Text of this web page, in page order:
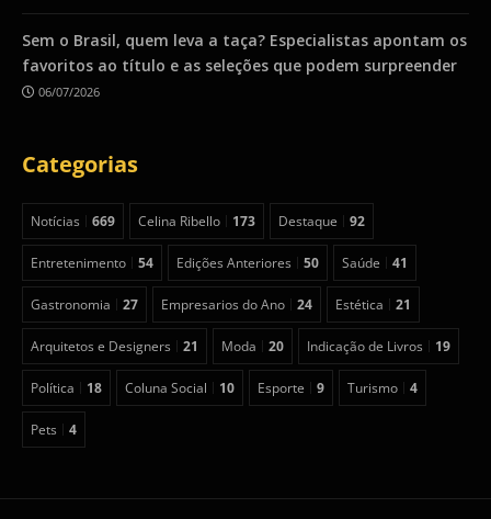
Sem o Brasil, quem leva a taça? Especialistas apontam os
favoritos ao título e as seleções que podem surpreender
06/07/2026
Categorias
Notícias 669 Celina Ribello 173 Destaque 92
Entretenimento 54 Edições Anteriores 50 Saúde 41
Gastronomia 27 Empresarios do Ano 24 Estética 21
Arquitetos e Designers 21 Moda 20 Indicação de Livros 19
Política 18 Coluna Social 10 Esporte 9 Turismo 4
Pets 4